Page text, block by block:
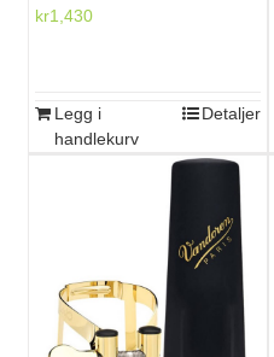
kr1,430
Legg i
handlekurv
Detaljer